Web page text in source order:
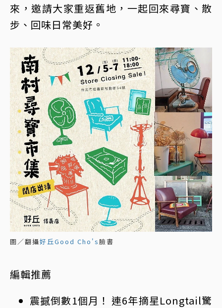
來，邀請大家重返舊地，一起回來尋寶、散
步、回味日常美好。
圖／翻攝好丘Good Cho's臉書
編輯推薦
震撼倒數1個月！ 連6年摘星Longtail驚